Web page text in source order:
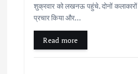
शुक्रवार को लखनऊ पहुंचे. दोनों
प्रचार किया और…
Read more